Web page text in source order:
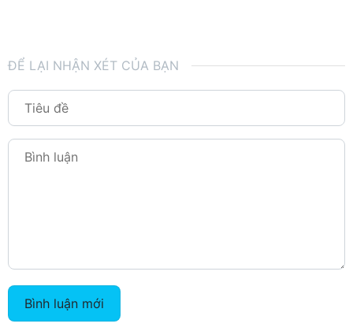
ĐỂ LẠI NHẬN XÉT CỦA BẠN
Bình luận mới